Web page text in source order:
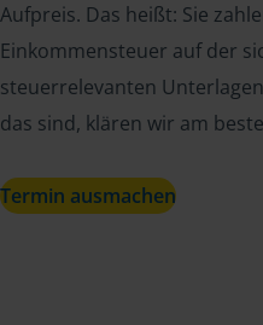
Aufpreis. Das heißt: Sie
Einkommensteuer auf der
steuerrelevanten
das sind, klären wir am
Termin ausmachen